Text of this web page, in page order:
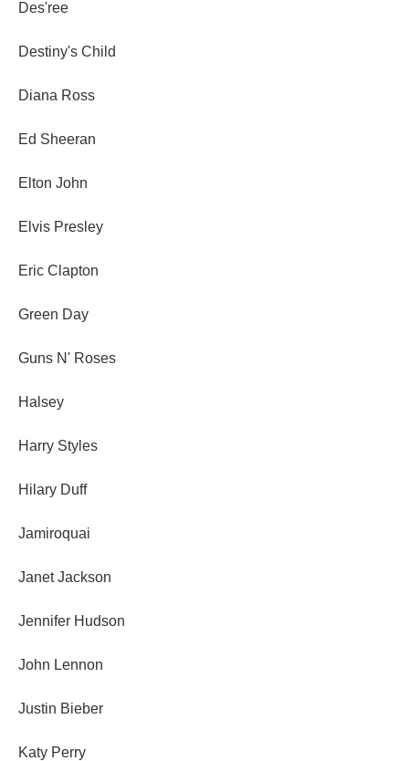
Des'ree
Destiny's Child
Diana Ross
Ed Sheeran
Elton John
Elvis Presley
Eric Clapton
Green Day
Guns N' Roses
Halsey
Harry Styles
Hilary Duff
Jamiroquai
Janet Jackson
Jennifer Hudson
John Lennon
Justin Bieber
Katy Perry